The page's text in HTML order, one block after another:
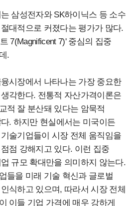
삼성전자와 SK하이닉스 등 소수
대적으로 커졌다는 평가가 많다.
7(Magnificent 7)' 중심의 집중
.
시장에서 나타나는 가장 중요한
각한다. 전통적 자산가격이론은
적 잘 분산돼 있다는 암묵적
. 하지만 현실에서는 미국이든
술기업들이 시장 전체 움직임을
점 강해지고 있다. 이런 집중
규모 확대만을 의미하지 않는다.
들을 미래 기술 혁신과 글로벌
식하고 있으며, 따라서 시장 전체
이들 기업 가격에 매우 강하게